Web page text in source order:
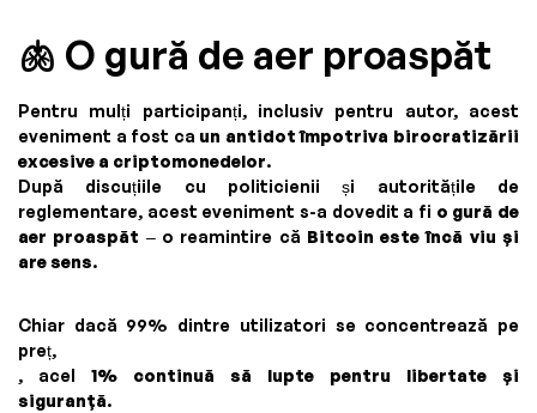
🫁 O gură de aer proaspăt
Pentru mulți participanți, inclusiv pentru autor, acest
eveniment a fost ca un antidot împotriva birocratizării
excesive a criptomonedelor.
După discuțiile cu politicienii și autoritățile de
reglementare, acest eveniment s-a dovedit a fi o gură de
aer proaspăt – o reamintire că Bitcoin este încă viu și
are sens.
Chiar dacă 99% dintre utilizatori se concentrează pe
preț,
, acel 1% continuă să lupte pentru libertate și
siguranță.